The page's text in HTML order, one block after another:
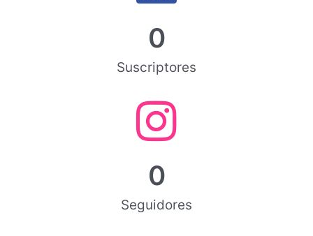
Suscriptores
0
Seguidores
0